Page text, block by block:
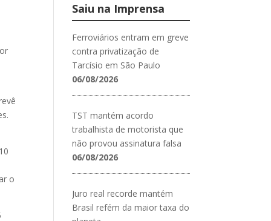
o
Saiu na Imprensa
Ferroviários entram em greve
contra privatização de
Tarcísio em São Paulo
06/08/2026
TST mantém acordo
trabalhista de motorista que
não provou assinatura falsa
06/08/2026
Juro real recorde mantém
Brasil refém da maior taxa do